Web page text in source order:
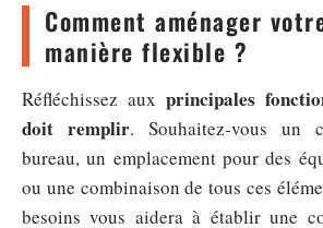
Comment aménager
manière flexible ?
Réfléchissez aux principales
doit remplir. Souhaitez-vous un
bureau, un emplacement pour des
ou une combinaison de tous ces
besoins vous aidera à établir une